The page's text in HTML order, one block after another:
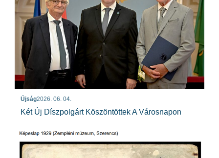
Újság2026. 06. 04.
Két Új Díszpolgárt Köszöntöttek A Városnapon